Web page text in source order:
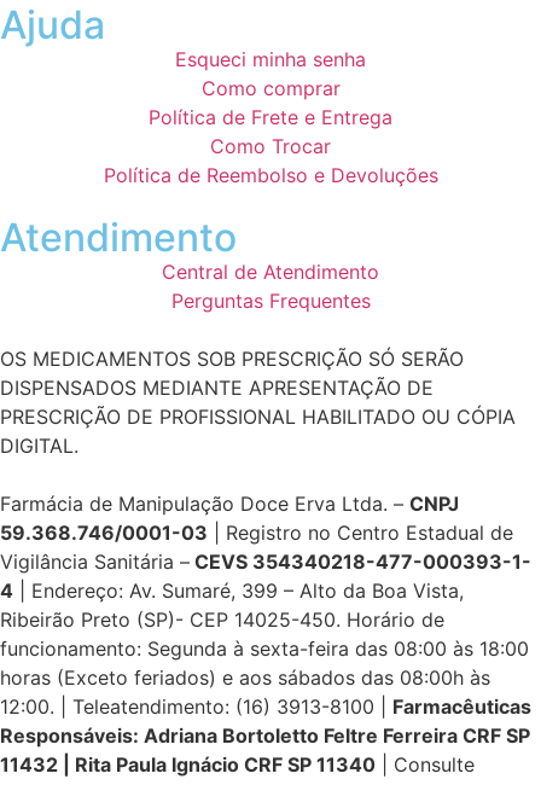
Ajuda
Esqueci minha senha
Como comprar
Política de Frete e Entrega
Como Trocar
Política de Reembolso e Devoluções
Atendimento
Central de Atendimento
Perguntas Frequentes
OS MEDICAMENTOS SOB PRESCRIÇÃO SÓ SERÃO
DISPENSADOS MEDIANTE APRESENTAÇÃO DE
PRESCRIÇÃO DE PROFISSIONAL HABILITADO OU CÓPIA
DIGITAL.
Farmácia de Manipulação Doce Erva Ltda. – CNPJ
59.368.746/0001-03 | Registro no Centro Estadual de
Vigilância Sanitária – CEVS 354340218-477-000393-1-
4 | Endereço: Av. Sumaré, 399 – Alto da Boa Vista,
Ribeirão Preto (SP)- CEP 14025-450. Horário de
funcionamento: Segunda à sexta-feira das 08:00 às 18:00
horas (Exceto feriados) e aos sábados das 08:00h às
12:00. | Teleatendimento: (16) 3913-8100 | Farmacêuticas
Responsáveis: Adriana Bortoletto Feltre Ferreira CRF SP
11432 | Rita Paula Ignácio CRF SP 11340 | Consulte